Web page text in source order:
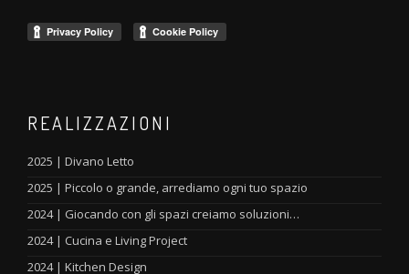
REALIZZAZIONI
2025 | Divano Letto
2025 | Piccolo o grande, arrediamo ogni tuo spazio
2024 | Giocando con gli spazi creiamo soluzioni…
2024 | Cucina e Living Project
2024 | Kitchen Design